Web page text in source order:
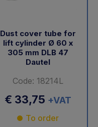
Dust cover tube for
lift cylinder Ø 60 x
305 mm DLB 47
Dautel
Code: 18214L
€ 33,75 +VAT
To order